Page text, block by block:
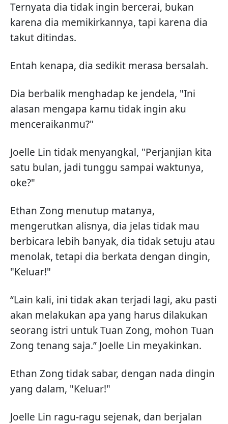
Ternyata dia tidak ingin bercerai, bukan
karena dia memikirkannya, tapi karena dia
takut ditindas.
Entah kenapa, dia sedikit merasa bersalah.
Dia berbalik menghadap ke jendela, "Ini
alasan mengapa kamu tidak ingin aku
menceraikanmu?"
Joelle Lin tidak menyangkal, "Perjanjian kita
satu bulan, jadi tunggu sampai waktunya,
oke?"
Ethan Zong menutup matanya,
mengerutkan alisnya, dia jelas tidak mau
berbicara lebih banyak, dia tidak setuju atau
menolak, tetapi dia berkata dengan dingin,
"Keluar!"
“Lain kali, ini tidak akan terjadi lagi, aku pasti
akan melakukan apa yang harus dilakukan
seorang istri untuk Tuan Zong, mohon Tuan
Zong tenang saja.” Joelle Lin meyakinkan.
Ethan Zong tidak sabar, dengan nada dingin
yang dalam, "Keluar!"
Joelle Lin ragu-ragu sejenak, dan berjalan